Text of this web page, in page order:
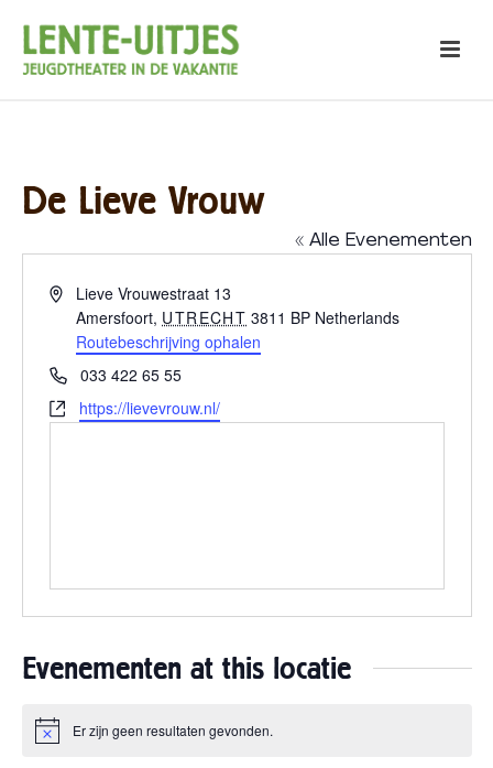
De Lieve Vrouw
« Alle Evenementen
AdresLieve Vrouwestraat 13
Amersfoort, UTRECHT 3811 BP Netherlands
Routebeschrijving ophalen
Telefoon033 422 65 55
Websitehttps://lievevrouw.nl/
Evenementen at this locatie
BerichtEr zijn geen resultaten gevonden.